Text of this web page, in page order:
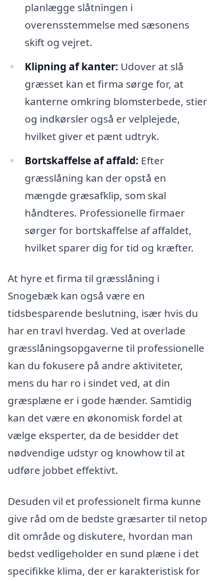
planlægge slåtningen i
overensstemmelse med sæsonens
skift og vejret.
Klipning af kanter: Udover at slå
græsset kan et firma sørge for, at
kanterne omkring blomsterbede, stier
og indkørsler også er velplejede,
hvilket giver et pænt udtryk.
Bortskaffelse af affald: Efter
græsslåning kan der opstå en
mængde græsafklip, som skal
håndteres. Professionelle firmaer
sørger for bortskaffelse af affaldet,
hvilket sparer dig for tid og kræfter.
At hyre et firma til græsslåning i
Snogebæk kan også være en
tidsbesparende beslutning, især hvis du
har en travl hverdag. Ved at overlade
græsslåningsopgaverne til professionelle
kan du fokusere på andre aktiviteter,
mens du har ro i sindet ved, at din
græsplæne er i gode hænder. Samtidig
kan det være en økonomisk fordel at
vælge eksperter, da de besidder det
nødvendige udstyr og knowhow til at
udføre jobbet effektivt.
Desuden vil et professionelt firma kunne
give råd om de bedste græsarter til netop
dit område og diskutere, hvordan man
bedst vedligeholder en sund plæne i det
specifikke klima, der er karakteristisk for